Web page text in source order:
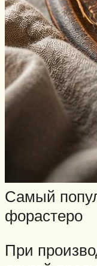
Самый
форастеро
При